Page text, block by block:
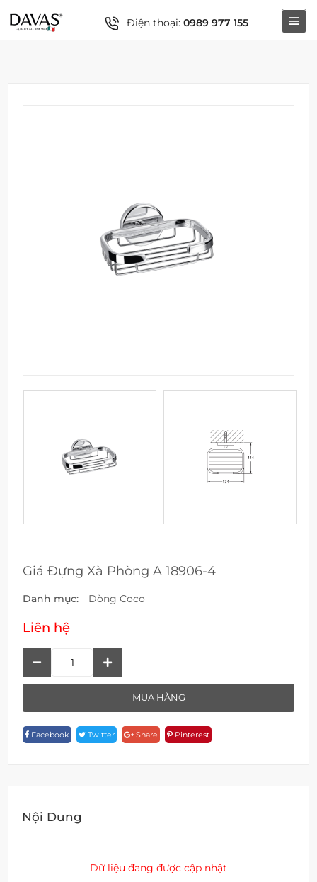
Điện thoại: 0989 977 155
Giá Đựng Xà Phòng A 18906-4
Danh mục: Dòng Coco
Liên hệ
A
18906-
MUA HÀNG
Facebook Twitter Share Pinterest
Nội Dung
Dữ liệu đang được cập nhật